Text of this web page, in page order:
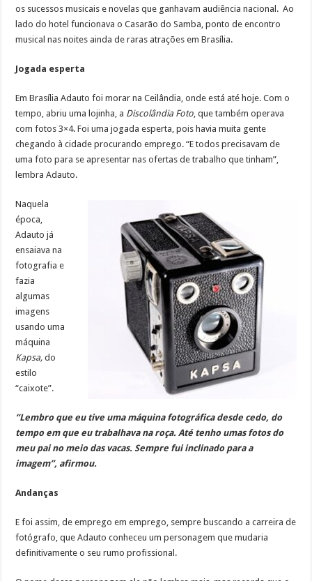
os sucessos musicais e novelas que ganhavam audiência nacional. Ao
lado do hotel funcionava o Casarão do Samba, ponto de encontro
musical nas noites ainda de raras atrações em Brasília.
Jogada esperta
Em Brasília Adauto foi morar na Ceilândia, onde está até hoje. Com o
tempo, abriu uma lojinha, a Discolândia Foto, que também operava
com fotos 3×4. Foi uma jogada esperta, pois havia muita gente
chegando à cidade procurando emprego. “E todos precisavam de
uma foto para se apresentar nas ofertas de trabalho que tinham”,
lembra Adauto.
Naquela
época,
Adauto já
ensaiava na
fotografia e
fazia
algumas
imagens
usando uma
máquina
Kapsa, do
estilo
“caixote”.
“Lembro que eu tive uma máquina fotográfica desde cedo, do
tempo em que eu trabalhava na roça. Até tenho umas fotos do
meu pai no meio das vacas. Sempre fui inclinado para a
imagem”, afirmou.
Andanças
E foi assim, de emprego em emprego, sempre buscando a carreira de
fotógrafo, que Adauto conheceu um personagem que mudaria
definitivamente o seu rumo profissional.